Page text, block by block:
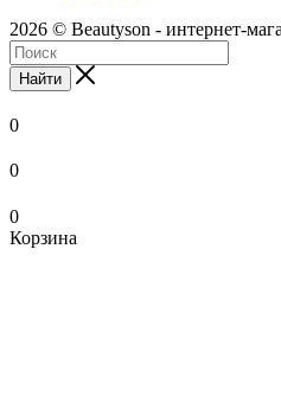
2026 © Beautyson - интернет-
Найти
0
0
0
Корзина